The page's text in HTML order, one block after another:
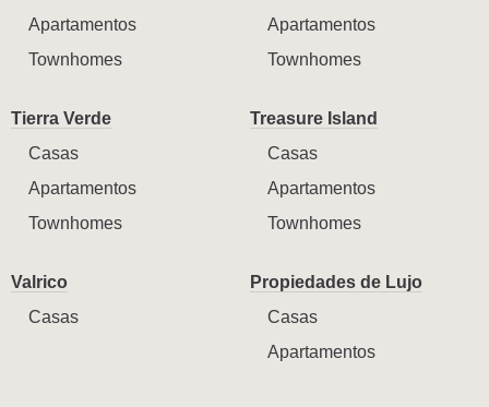
Apartamentos
Townhomes
Apartamentos
Townhomes
Tierra Verde
Casas
Apartamentos
Townhomes
Treasure Island
Casas
Apartamentos
Townhomes
Valrico
Casas
Propiedades de Lujo
Casas
Apartamentos